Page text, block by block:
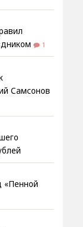
1
Самсонов
«Пенной